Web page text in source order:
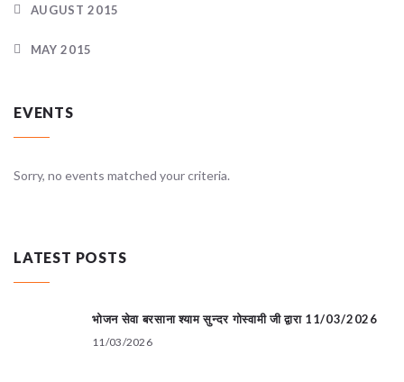
AUGUST 2015
MAY 2015
EVENTS
Sorry, no events matched your criteria.
LATEST POSTS
भोजन सेवा बरसाना श्याम सुन्दर गोस्वामी जी द्वारा 11/03/2026
11/03/2026